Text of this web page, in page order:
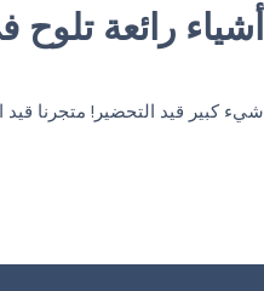
أشياء رائعة تلوح
شيء كبير قيد التحضير! متجرنا قيد